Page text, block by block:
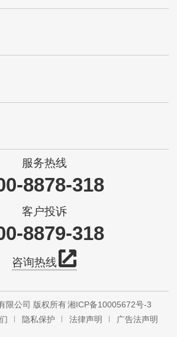
服务热线
8878-318
客户投诉
8879-318
咨询热线
限公司 版权所有湘ICP备10005672号-3
隐私保护 法律声明 广告法声明